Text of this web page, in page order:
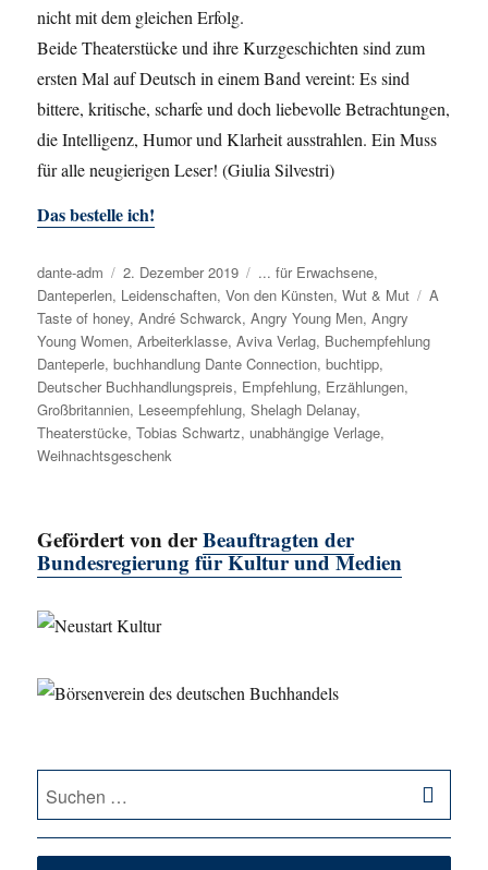
nicht mit dem gleichen Erfolg.
Beide Theaterstücke und ihre Kurzgeschichten sind zum
ersten Mal auf Deutsch in einem Band vereint: Es sind
bittere, kritische, scharfe und doch liebevolle Betrachtungen,
die Intelligenz, Humor und Klarheit ausstrahlen. Ein Muss
für alle neugierigen Leser! (Giulia Silvestri)
Das bestelle ich!
Autor
dante-adm
Veröffentlicht
am
2. Dezember 2019 Kategorien
... für Erwachsene,
Danteperlen, Leidenschaften,Von den Künsten,Wut & Mut
A
Taste of honey,André Schwarck,Angry Young Men,Angry
Young Women,Arbeiterklasse,Aviva Verlag, Buchempfehlung
Danteperle,buchhandlung Dante Connection,buchtipp,
Deutscher Buchhandlungspreis, Empfehlung, Erzählungen,
Großbritannien, Leseempfehlung,Shelagh Delanay,
Theaterstücke,Tobias Schwartz, unabhängige Verlage,
Weihnachtsgeschenk
Gefördert von derBeauftragten der
Bundesregierung für Kultur und Medien
Suche
nach: